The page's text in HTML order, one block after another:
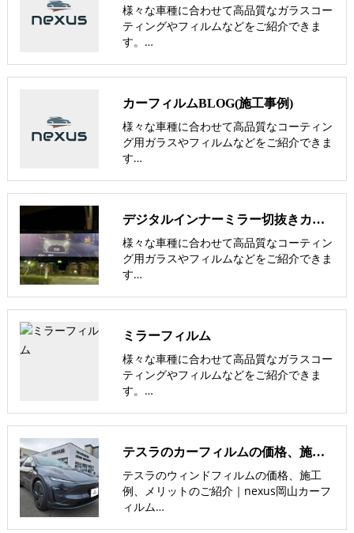
様々な車種に合わせて高品質なガラスコー
ティングやフィルムなどをご紹介できま
す。…
カーフィルムBLOG(施工事例)
様々な車種に合わせて高品質なコーティン
グ用ガラスやフィルムなどをご紹介できま
す…
デジタルインナーミラー切抜きカーフィルム【nexus株式会社】
様々な車種に合わせて高品質なコーティン
グ用ガラスやフィルムなどをご紹介できま
す…
ミラーフィルム
様々な車種に合わせて高品質なガラスコー
ティングやフィルムなどをご紹介できま
す。…
テスラのカーフィルムの価格、施工例、メリットのご紹介｜nexus岡山
テスラのウィンドフィルムの価格、施工
例、メリットのご紹介｜nexus岡山カーフ
ィルム…